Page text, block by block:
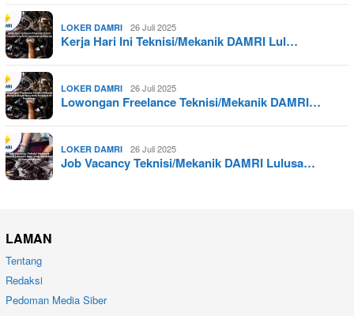
LOKER DAMRI 26 Juli 2025
Kerja Hari Ini Teknisi/Mekanik DAMRI Lul…
LOKER DAMRI 26 Juli 2025
Lowongan Freelance Teknisi/Mekanik DAMRI…
LOKER DAMRI 26 Juli 2025
Job Vacancy Teknisi/Mekanik DAMRI Lulusa…
LAMAN
Tentang
Redaksi
Pedoman Media Siber